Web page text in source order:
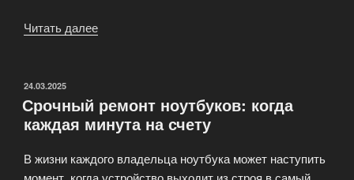
Читать далее
ОПУБЛИКОВАНО
24.03.2025
Срочный ремонт ноутбуков: когда
каждая минута на счету
В жизни каждого владельца ноутбука может наступить